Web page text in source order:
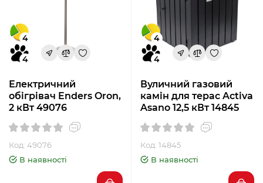
4
4
Електричний
обігрівач Enders Oron,
2 кВт 49076
Код: 49076
В наявності
4
4
Вуличний газовий
камін для терас Activa
Asano 12,5 кВт 14845
Код: 14845
В наявності